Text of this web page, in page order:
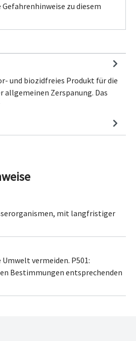
zu diesem
und biozidfreies Produkt für die
allgemeinen Zerspanung. Das
mit langfristiger
Umwelt vermeiden. P501:
Bestimmungen entsprechenden